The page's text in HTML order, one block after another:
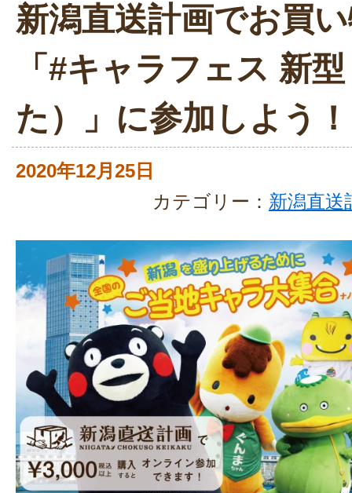
新潟直送計画でお買
「#キャラフェス 新
た）」に参加しよう！
2020年12月25日
カテゴリー： 新潟直送